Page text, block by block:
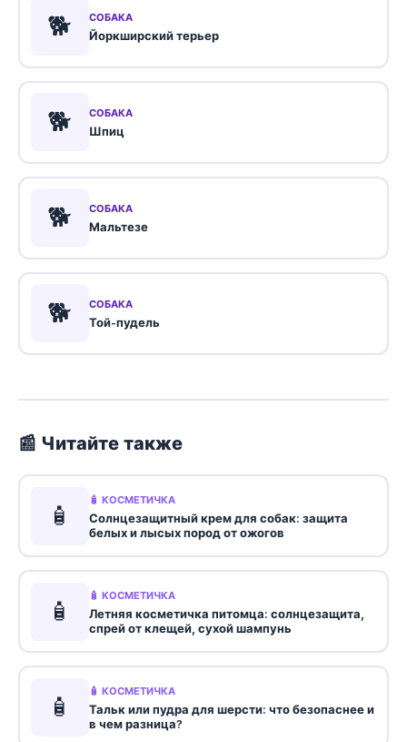
🐕 СОБАКА
Йоркширский терьер
🐕 СОБАКА
Шпиц
🐕 СОБАКА
Мальтезе
🐕 СОБАКА
Той-пудель
📰 Читайте также
🧴
🧴 КОСМЕТИЧКА
Солнцезащитный крем для собак: защита
белых и лысых пород от ожогов
🧴
🧴 КОСМЕТИЧКА
Летняя косметичка питомца: солнцезащита,
спрей от клещей, сухой шампунь
🧴
🧴 КОСМЕТИЧКА
Тальк или пудра для шерсти: что безопаснее и
в чем разница?